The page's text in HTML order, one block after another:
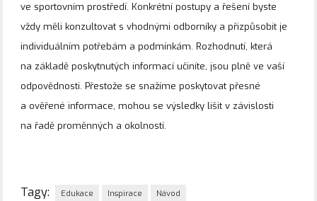
ve sportovním prostředí. Konkrétní postupy a řešení byste
vždy měli konzultovat s vhodnými odborníky a přizpůsobit je
individuálním potřebám a podmínkám. Rozhodnutí, která
na základě poskytnutých informací učiníte, jsou plně ve vaší
odpovědnosti. Přestože se snažíme poskytovat přesné
a ověřené informace, mohou se výsledky lišit v závislosti
na řadě proměnných a okolností.
Tagy: Edukace Inspirace Návod